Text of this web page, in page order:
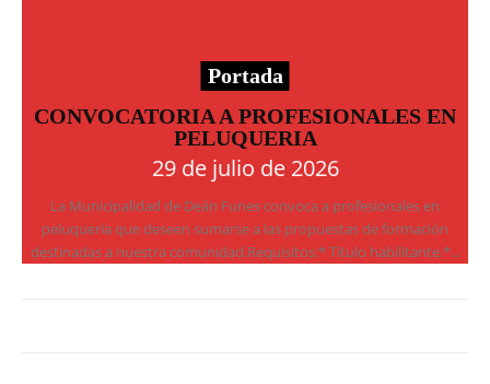
Portada
CONVOCATORIA A PROFESIONALES EN
PELUQUERIA
29 de julio de 2026
La Municipalidad de Deán Funes convoca a profesionales en
peluquería que deseen sumarse a las propuestas de formación
destinadas a nuestra comunidad.Requisitos:* Título habilitante.*...